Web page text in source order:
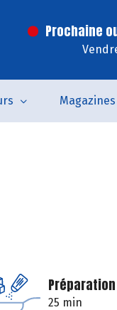
Prochaine
Magazines
Préparation
25 min